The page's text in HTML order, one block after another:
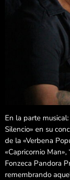
En la parte
Silencio» en su
de la «Verbena
«Capricornio Man»,
Fonzeca Pandora
remembrando